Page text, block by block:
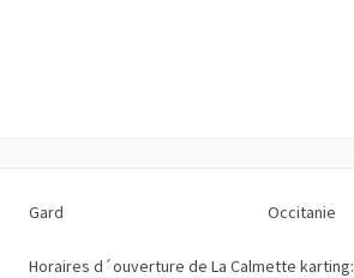
Gard Occitanie
Horaires d´ouverture de La Calmette karting: